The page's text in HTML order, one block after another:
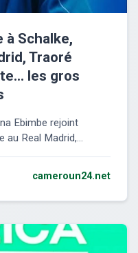
à Schalke,
Traoré
les gros
Ebimbe rejoint
Real Madrid,...
cameroun24.net